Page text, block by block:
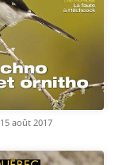
15 août 2017